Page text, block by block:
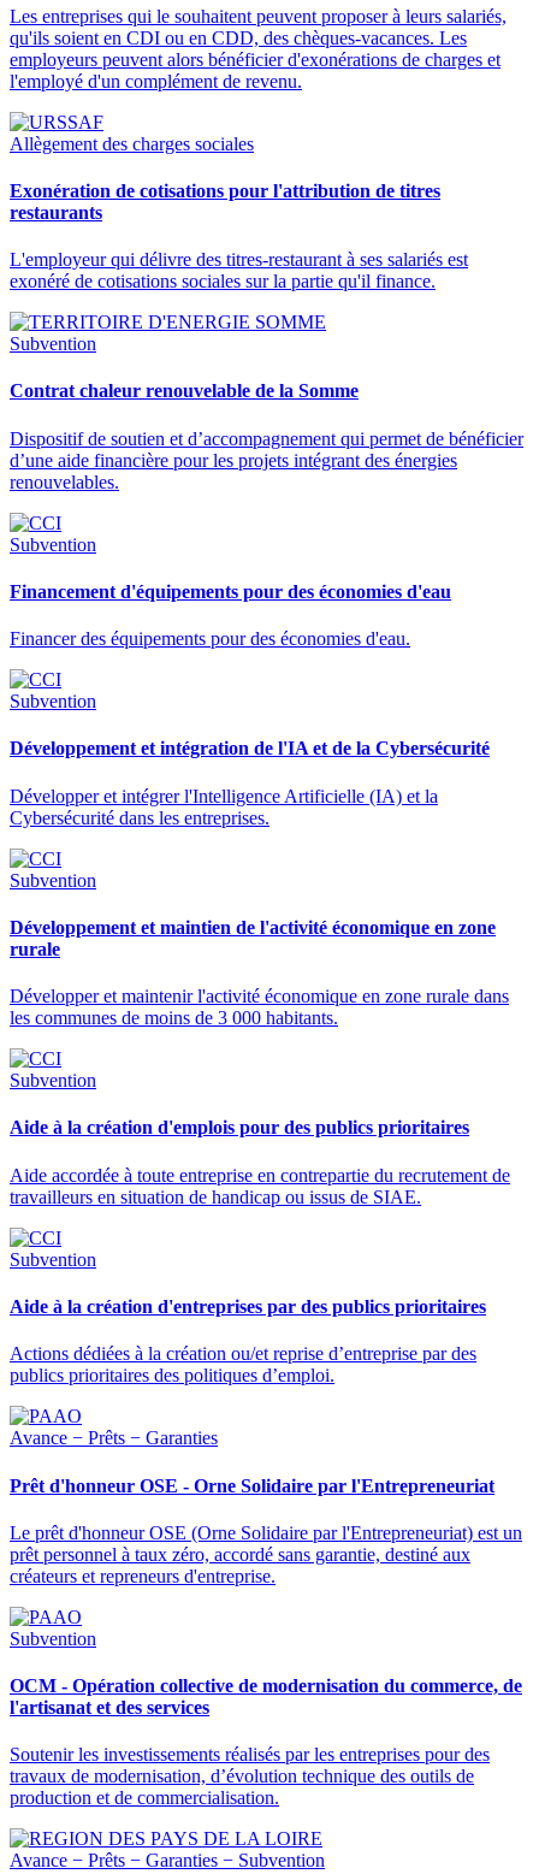
Les entreprises qui le souhaitent peuvent proposer à leurs salariés,
qu'ils soient en CDI ou en CDD, des chèques-vacances. Les
employeurs peuvent alors bénéficier d'exonérations de charges et
l'employé d'un complément de revenu.
Allègement des charges sociales
Exonération de cotisations pour l'attribution de titres
restaurants
L'employeur qui délivre des titres-restaurant à ses salariés est
exonéré de cotisations sociales sur la partie qu'il finance.
Subvention
Contrat chaleur renouvelable de la Somme
Dispositif de soutien et d’accompagnement qui permet de bénéficier
d’une aide financière pour les projets intégrant des énergies
renouvelables.
Subvention
Financement d'équipements pour des économies d'eau
Financer des équipements pour des économies d'eau.
Subvention
Développement et intégration de l'IA et de la Cybersécurité
Développer et intégrer l'Intelligence Artificielle (IA) et la
Cybersécurité dans les entreprises.
Subvention
Développement et maintien de l'activité économique en zone
rurale
Développer et maintenir l'activité économique en zone rurale dans
les communes de moins de 3 000 habitants.
Subvention
Aide à la création d'emplois pour des publics prioritaires
Aide accordée à toute entreprise en contrepartie du recrutement de
travailleurs en situation de handicap ou issus de SIAE.
Subvention
Aide à la création d'entreprises par des publics prioritaires
Actions dédiées à la création ou/et reprise d’entreprise par des
publics prioritaires des politiques d’emploi.
Avance − Prêts − Garanties
Prêt d'honneur OSE - Orne Solidaire par l'Entrepreneuriat
Le prêt d'honneur OSE (Orne Solidaire par l'Entrepreneuriat) est un
prêt personnel à taux zéro, accordé sans garantie, destiné aux
créateurs et repreneurs d'entreprise.
Subvention
OCM - Opération collective de modernisation du commerce, de
l'artisanat et des services
Soutenir les investissements réalisés par les entreprises pour des
travaux de modernisation, d’évolution technique des outils de
production et de commercialisation.
Avance − Prêts − Garanties − Subvention